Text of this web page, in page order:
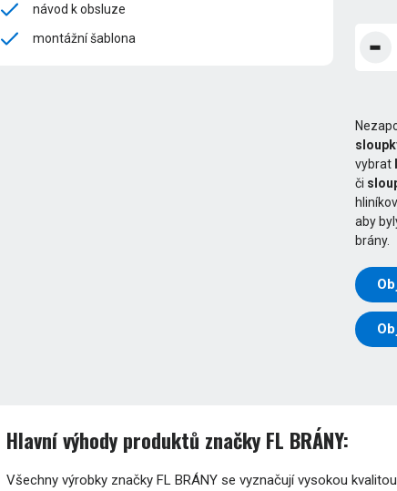
vybrat
či
aby
brány.
návod k obsluze
montážní šablona
Hlavní výhody produktů značky FL BRÁNY:
Všechny výrobky značky FL BRÁNY se vyznačují vysokou